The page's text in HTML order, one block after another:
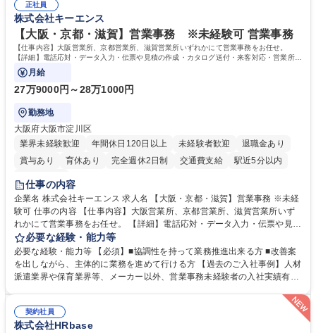
でも質問・相談できる環境が整っているため、安心して成長できます。 募
集職種 【森ビルG】人事・総務◆賞与5ヶ月◆年休120日◆残業少なめ◆
リモート可
務に挑戦できるため、自身の成長と組織への貢献度をダイレクトに実感で
きます。 残業少なめ、週1日リモート可など、ワークライフバランスを保
ち長期活躍できる環境です。 「これまでの幅広い経験を活かし、長期的な
キャリアを築きたい」という前向きな意欲と挑戦を全力で応援します。 学
歴・資格 学歴：大学院 大学 高専 短大 専修学校 高校 語学力： 資格：日商
簿記検定1級 日商簿記検定2級 日商簿記検定3級
正社員
株式会社キーエンス
【大阪・京都・滋賀】営業事務 ※未経験可 営業事務
【仕事内容】大阪営業所、京都営業所、滋賀営業所いずれかにて営業事務をお任せ。
【詳細】電話応対・データ入力・伝票や見積の作成・カタログ送付・来客対応・営業所内
で発生する事務業務や業務改善をお任せ。
月給
27万9000円～28万1000円
勤務地
大阪府大阪市淀川区
業界未経験歓迎
年間休日120日以上 未経験者歓迎
退職金あり
賞与あり
育休あり 完全週休2日制 交通費支給
駅近5分以内
土日祝休み
仕事の内容
企業名 株式会社キーエンス 求人名 【大阪・京都・滋賀】営業事務 ※未経
験可 仕事の内容 【仕事内容】大阪営業所、京都営業所、滋賀営業所いず
れかにて営業事務をお任せ。 【詳細】電話応対・データ入力・伝票や見積
の作成・カタログ送付・来客対応・営業所内で発生する事務業務や業務改
善をお任せ。 【教育制度】ご入社後、育成担当とペアになりながらOJTに
て業務を覚えていただくことが可能です。業務システムがきちんと構築さ
れているため、スムーズに仕事に慣れることができる環境です。また、
常に改善を目指す風土のため、安心して業務に取り組んでいただけます。
募集職種 【大阪・京都・滋賀】営業事務 ※未経験可
必要な経験・能力等
必要な経験・能力等 【必須】■協調性を持って業務推進出来る方 ■改善案
を出しながら、主体的に業務を進めて行ける方 【過去のご入社事例】人材
派遣業界や保育業界等、メーカー以外、営業事務未経験者の入社実績有
により、キーエンスの付加価値向上に貢献します。ベースの定型業務に加
えて、お客様や社員の状況に合わせ、能動的なサポート、改善の動きも期
待され。組織を支えるスペシャリストとして、チームに貢献し、結果的に
契約社員
株式会社HRbase